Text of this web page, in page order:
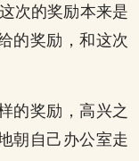
次的奖励本来是
的奖励，和这次
的奖励，高兴之
朝自己办公室走